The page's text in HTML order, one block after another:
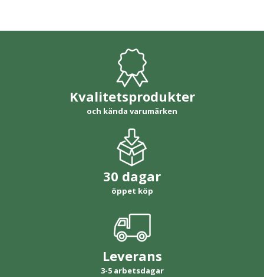
Kvalitetsprodukter
och kända varumärken
30 dagar
öppet köp
Leverans
3-5 arbetsdagar